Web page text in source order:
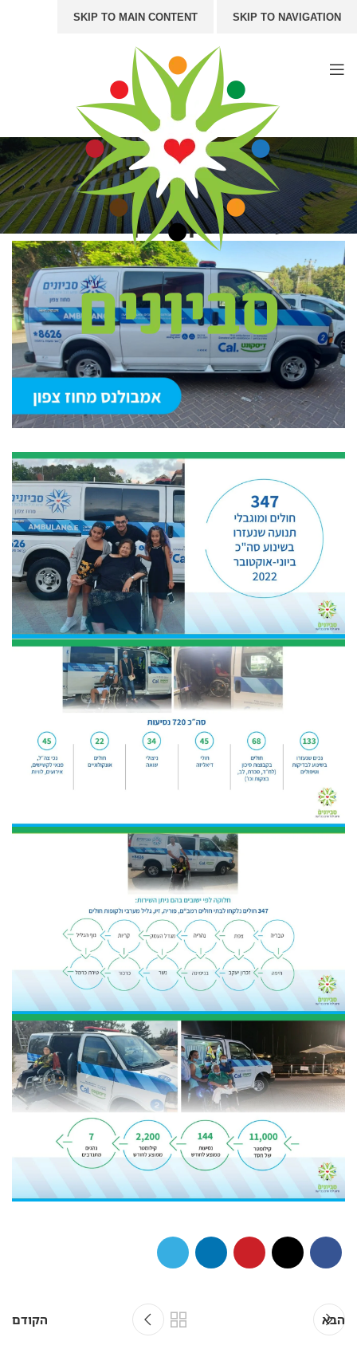
SKIP TO NAVIGATION
SKIP TO MAIN CONTENT
חדשות ועדכונים
ראשי / שינוע מוגבלים
שינוע מוגבלים
דוח פעילות סניף צפון לשנת 2022
הבא הקודם